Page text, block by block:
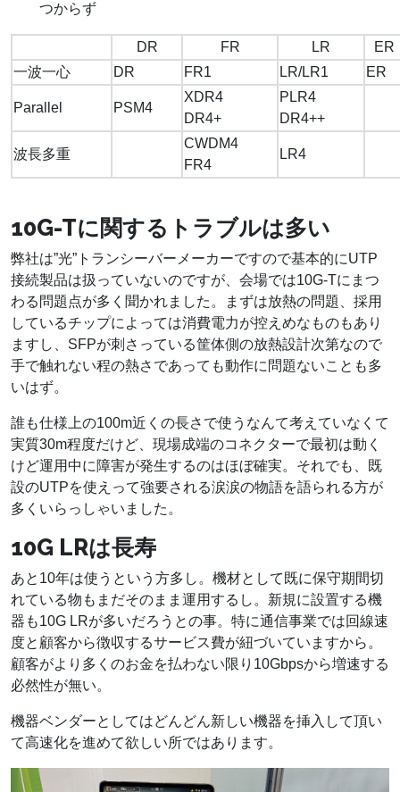
つからず
DR FR LR
ER
一波一心
DR FR1 LR/LR1 ER
Parallel PSM4
XDR4
DR4+
PLR4
DR4++
波長多重
CWDM4
FR4
LR4
10G-Tに関するトラブルは多い
弊社は”光”トランシーバーメーカーですので基本的にUTP
接続製品は扱っていないのですが、会場では10G-Tにまつ
わる問題点が多く聞かれました。まずは放熱の問題、採用
しているチップによっては消費電力が控えめなものもあり
ますし、SFPが刺さっている筐体側の放熱設計次第なので
手で触れない程の熱さであっても動作に問題ないことも多
いはず。
誰も仕様上の100m近くの長さで使うなんて考えていなくて
実質30m程度だけど、現場成端のコネクターで最初は動く
けど運用中に障害が発生するのはほぼ確実。それでも、既
設のUTPを使えって強要される涙涙の物語を語られる方が
多くいらっしゃいました。
10G LRは長寿
あと10年は使うという方多し。機材として既に保守期間切
れている物もまだそのまま運用するし。新規に設置する機
器も10G LRが多いだろうとの事。特に通信事業では回線速
度と顧客から徴収するサービス費が紐づいていますから。
顧客がより多くのお金を払わない限り10Gbpsから増速する
必然性が無い。
機器ベンダーとしてはどんどん新しい機器を挿入して頂い
て高速化を進めて欲しい所ではあります。